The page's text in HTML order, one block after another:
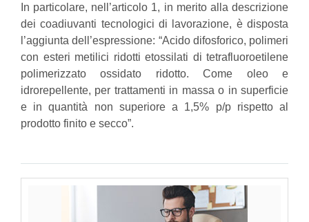
In particolare, nell’articolo 1, in merito alla descrizione
dei coadiuvanti tecnologici di lavorazione, è disposta
l’aggiunta dell’espressione: “Acido difosforico, polimeri
con esteri metilici ridotti etossilati di tetrafluoroetilene
polimerizzato ossidato ridotto. Come oleo e
idrorepellente, per trattamenti in massa o in superficie
e in quantità non superiore a 1,5% p/p rispetto al
prodotto finito e secco”.